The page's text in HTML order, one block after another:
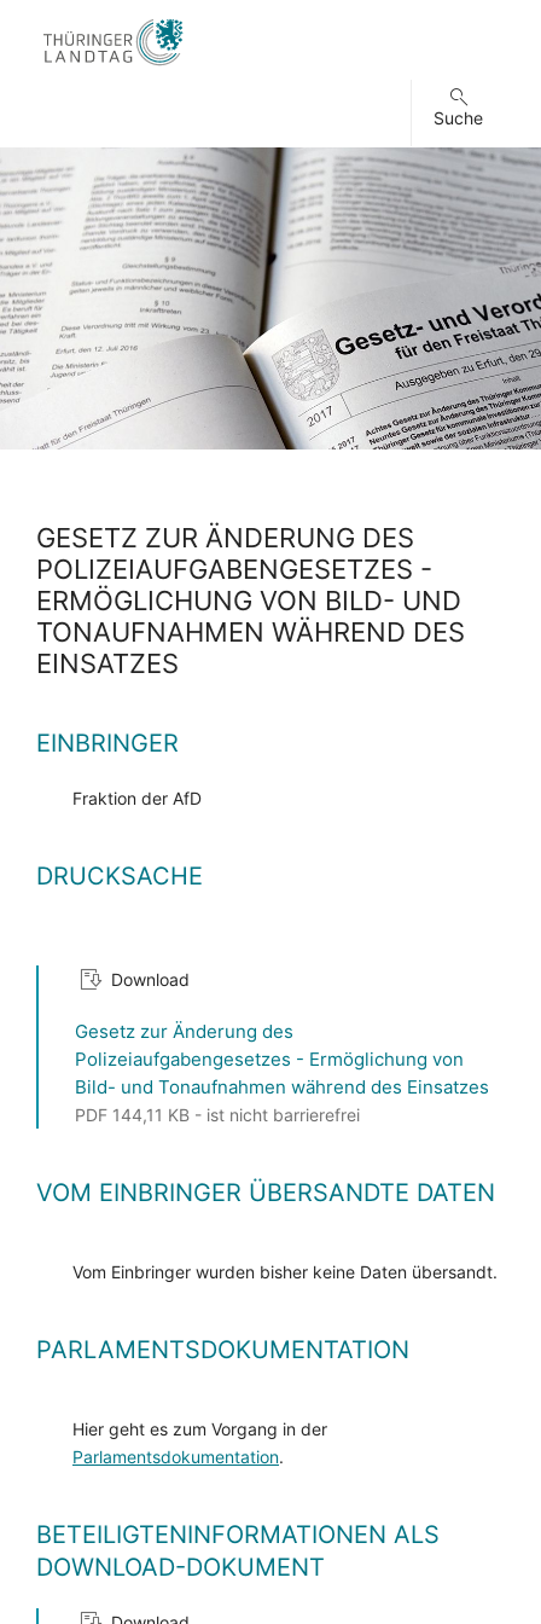
Suche
GESETZ ZUR ÄNDERUNG DES
POLIZEIAUFGABENGESETZES -
ERMÖGLICHUNG VON BILD- UND
TONAUFNAHMEN WÄHREND DES
EINSATZES
EINBRINGER
Fraktion der AfD
DRUCKSACHE
Download
Gesetz zur Änderung des
Polizeiaufgabengesetzes - Ermöglichung von
Bild- und Tonaufnahmen während des Einsatzes
PDF 144,11 KB - ist nicht barrierefrei
VOM EINBRINGER ÜBERSANDTE DATEN
Vom Einbringer wurden bisher keine Daten übersandt.
PARLAMENTSDOKUMENTATION
Hier geht es zum Vorgang in der
Parlamentsdokumentation.
BETEILIGTENINFORMATIONEN ALS
DOWNLOAD-DOKUMENT